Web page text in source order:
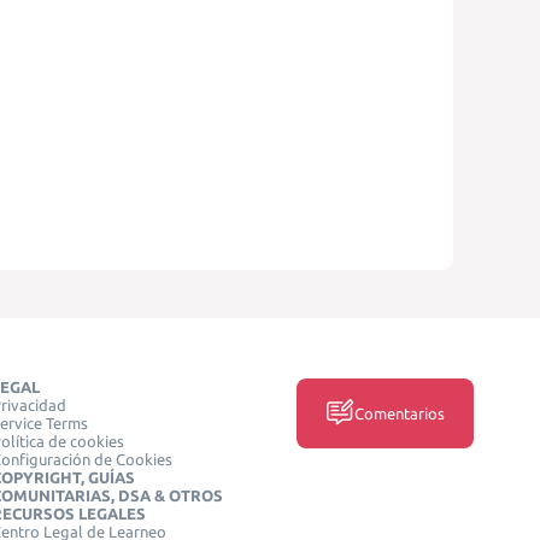
Terms
de cookies
de Cookies
GUÍAS
DSA & OTROS
LEGALES
Legal de Learneo
Comentarios